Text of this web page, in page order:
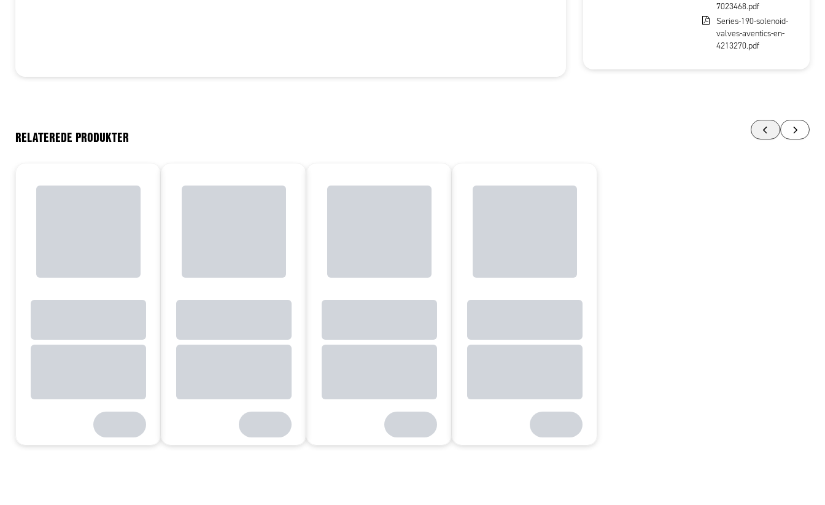
7023468.pdf
Series-190-solenoid-
valves-aventics-en-
4213270.pdf
RELATEREDE PRODUKTER